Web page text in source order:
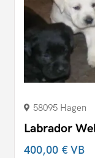
58095 Hagen
Labrador
400,00 €VB